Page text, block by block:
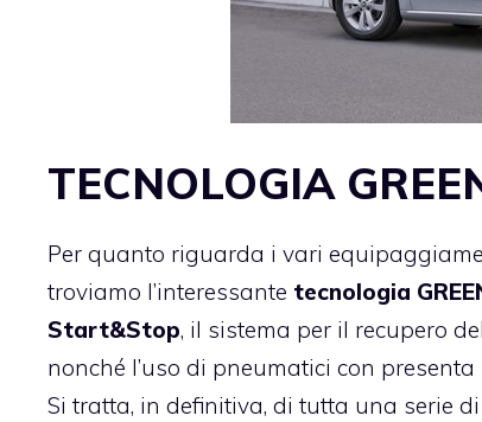
TECNOLOGIA
Per quanto riguarda i vari
troviamo l’interessante tecnologia
Start&Stop, il sistema per il recupero
nonché l’uso di pneumatici con
Si tratta, in definitiva, di tutta una serie